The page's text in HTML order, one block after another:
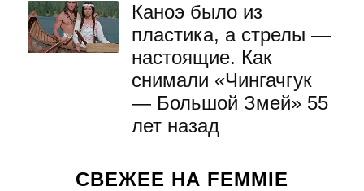
Каноэ было из
пластика, а стрелы —
настоящие. Как
снимали «Чингачгук
— Большой Змей» 55
лет назад
СВЕЖЕЕ НА FEMMIE